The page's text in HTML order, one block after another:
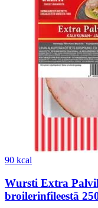
90 kcal
Wursti Extra
broilerinfileestä